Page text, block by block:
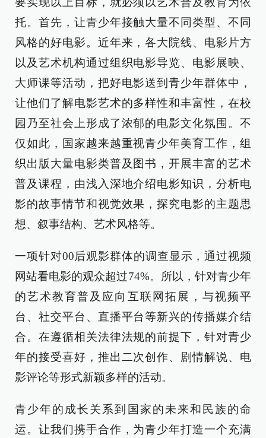
托。首先，让青少年接触大量不同类型、不同
风格的好电影。近年来，各大院线、电影片方
以及艺术机构通过组织电影导览、电影展映、
大师课等活动，把好电影送到青少年群体中，
让他们了解电影艺术的多样性和丰富性，在校
园乃至社会上形成了浓郁的电影文化氛围。不
仅如此，国家越来越重视青少年美育工作，组
织出版大量电影类普及图书，开展丰富的艺术
普及课程，由浅入深地介绍电影知识，分析电
影的故事情节和视觉效果，探究电影的主题思
想、叙事结构、艺术风格等。
一项针对00后观影群体的调查显示，通过视频
网站看电影的观众超过74%。所以，针对青少年
的艺术教育普及应向互联网拓展，与视频平
台、社交平台、直播平台等新兴的传播媒介结
合。在遵循相关法律法规的前提下，针对青少
年的接受喜好，推出二次创作、剧情解说、电
影评论等形式新颖多样的活动。
青少年的成长关系到国家的未来和民族的命
运。让我们携手合作，为青少年打造一个充满